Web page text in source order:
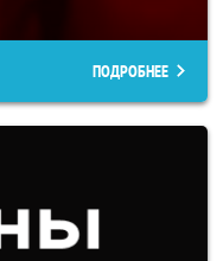
ПОДРОБНЕЕ